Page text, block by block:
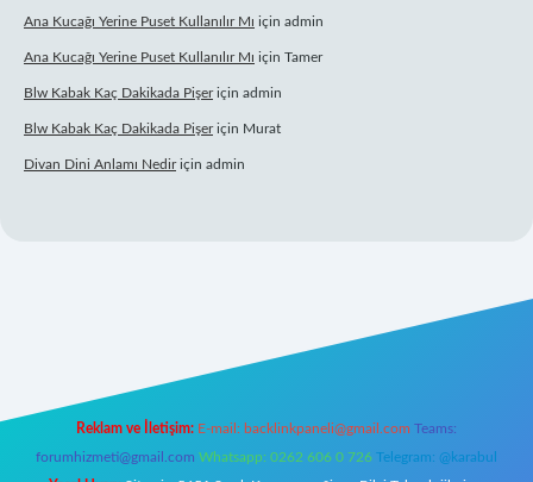
Ana Kucağı Yerine Puset Kullanılır Mı için admin
Ana Kucağı Yerine Puset Kullanılır Mı için Tamer
Blw Kabak Kaç Dakikada Pişeriçin admin
Blw Kabak Kaç Dakikada Pişeriçin Murat
Divan Dini Anlamı Nediriçin admin
Reklam ve İletişim: E-mail: backlinkpaneli@gmail.com Teams:
forumhizmeti@gmail.com Whatsapp: 0262 606 0 726 Telegram: @karabul